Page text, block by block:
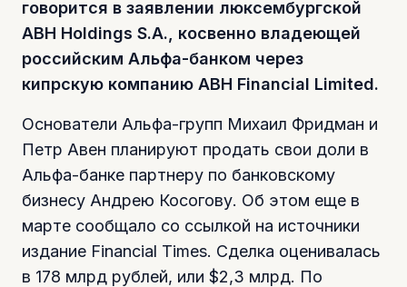
говорится в заявлении люксембургской
ABH Holdings S.A., косвенно владеющей
российским Альфа-банком через
кипрскую компанию ABH Financial Limited.
Основатели Альфа-групп Михаил Фридман и
Петр Авен планируют продать свои доли в
Альфа-банке партнеру по банковскому
бизнесу Андрею Косогову. Об этом еще в
марте сообщало со ссылкой на источники
издание Financial Times. Сделка оценивалась
в 178 млрд рублей, или $2,3 млрд. По